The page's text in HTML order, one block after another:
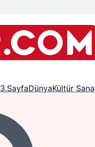
3.SayfaDünyaKültür